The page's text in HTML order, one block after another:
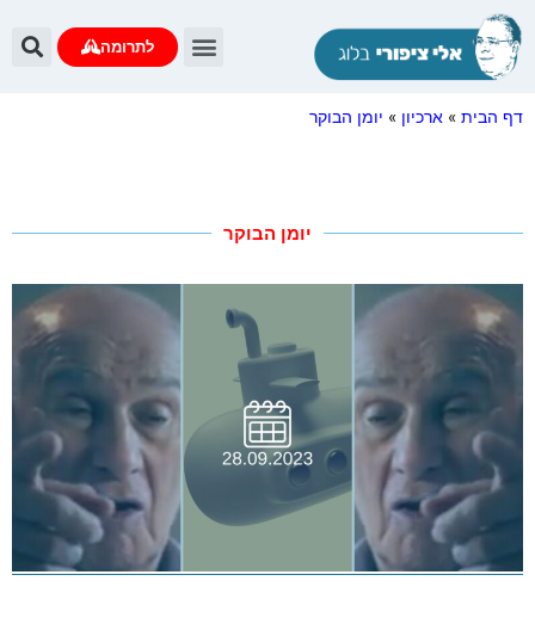
לתרומה
דף הבית » ארכיון » יומן הבוקר
יומן הבוקר